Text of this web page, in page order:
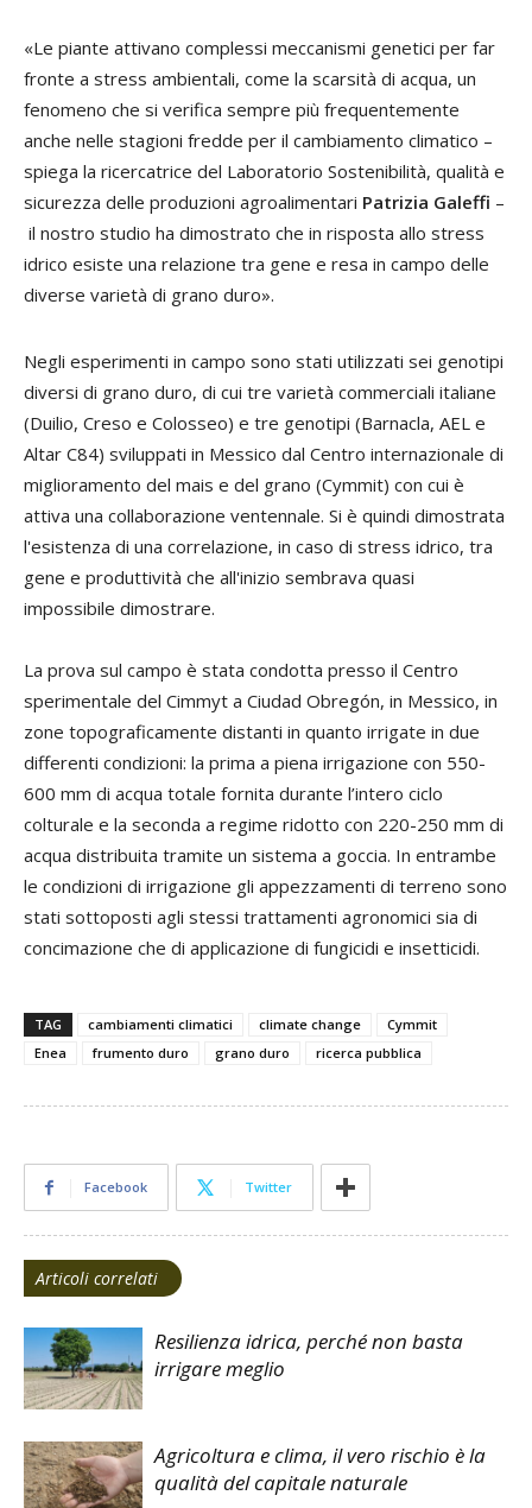
«Le piante attivano complessi meccanismi genetici per far
fronte a stress ambientali, come la scarsità di acqua, un
fenomeno che si verifica sempre più frequentemente
anche nelle stagioni fredde per il cambiamento climatico –
spiega la ricercatrice del Laboratorio Sostenibilità, qualità e
sicurezza delle produzioni agroalimentari Patrizia Galeffi –
il nostro studio ha dimostrato che in risposta allo stress
idrico esiste una relazione tra gene e resa in campo delle
diverse varietà di grano duro».
Negli esperimenti in campo sono stati utilizzati sei genotipi
diversi di grano duro, di cui tre varietà commerciali italiane
(Duilio, Creso e Colosseo) e tre genotipi (Barnacla, AEL e
Altar C84) sviluppati in Messico dal Centro internazionale di
miglioramento del mais e del grano (Cymmit) con cui è
attiva una collaborazione ventennale. Si è quindi dimostrata
l'esistenza di una correlazione, in caso di stress idrico, tra
gene e produttività che all'inizio sembrava quasi
impossibile dimostrare.
La prova sul campo è stata condotta presso il Centro
sperimentale del Cimmyt a Ciudad Obregón, in Messico, in
zone topograficamente distanti in quanto irrigate in due
differenti condizioni: la prima a piena irrigazione con 550-
600 mm di acqua totale fornita durante l’intero ciclo
colturale e la seconda a regime ridotto con 220-250 mm di
acqua distribuita tramite un sistema a goccia. In entrambe
le condizioni di irrigazione gli appezzamenti di terreno sono
stati sottoposti agli stessi trattamenti agronomici sia di
concimazione che di applicazione di fungicidi e insetticidi.
TAG cambiamenti climatici climate change
Cymmit
Enea
frumento duro grano duro ricerca pubblica
Facebook Twitter
Articoli correlati
Resilienza idrica, perché non basta
irrigare meglio
Agricoltura e clima, il vero rischio è la
qualità del capitale naturale